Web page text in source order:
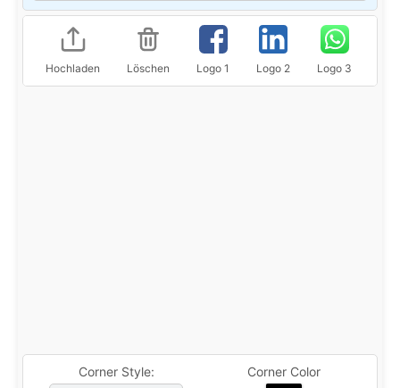
Hochladen Löschen Logo 1 Logo 2 Logo 3
Corner Style: Corner Color